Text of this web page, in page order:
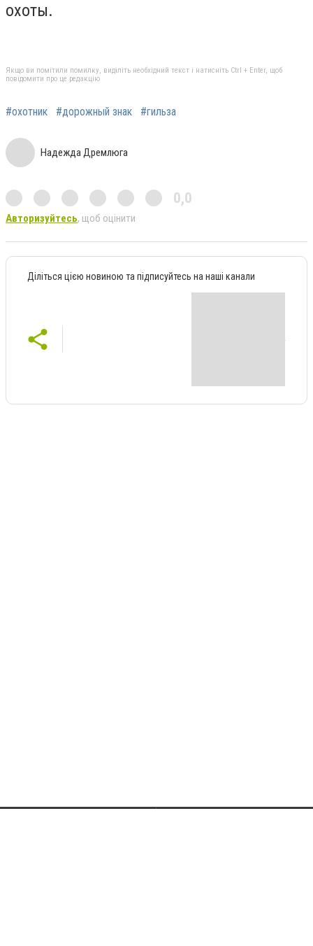
охоты.
Якщо ви помітили помилку, виділіть необхідний текст і натисніть Ctrl + Enter, щоб
повідомити про це редакцію
#охотник #дорожный знак #гильза
Надежда Дремлюга
0,0
Авторизуйтесь, щоб оцінити
Діліться цією новиною та підписуйтесь на наші канали